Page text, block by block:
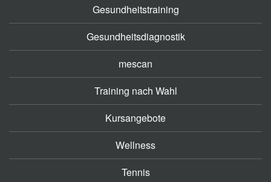
Gesundheitstraining
Gesundheitsdiagnostik
mescan
Training nach Wahl
Kursangebote
Wellness
Tennis